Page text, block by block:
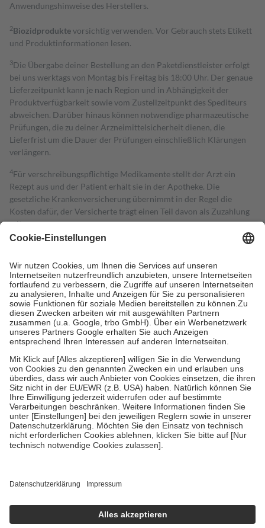
Anwendungshinweise des Herstellers.
2Biozidproduktevorsichtig verwenden. Vor Gebrauch stets Etikett
und Produktinformationen lesen.
3Die Übergabe deiner Bestellung an den Paketdienstleister erfolgt
bei uns werktags von Montag bis Freitag bis 18:00 Uhr. Der genaue
Lieferzeitpunkt kann je nach Region und in Abhängigkeit der
Produktverfügbarkeit sowie vom Zustellzeitpunkt des Spediteurs
abweichen. Darüber hinaus können notwendige pharmazeutische
Prüfungen, die zu deiner Arzneimittelsicherheit dienen, die
Lieferfrist um die Dauer der Prüfungen einschließlich Klärungen
verlängern.
4Für verschreibungspflichtige Medikamente stellt der Arzt ein
Rezept aus und der Patient erhält sie in der Apotheke. Die
gesetzliche Krankenversicherung übernimmt in der Regel die
Kosten dafür, der Versicherte trägt einen Teil davon als Zuzahlung
mit.
Grundsätzlich leisten Mitglieder Zuzahlungen in Höhe von zehn
höchstens zehn Euro.
Es sind jedoch nie mehr als die tatsächlichen
Kosten der Leistung zu entrichten.
Diese Regeln gelten grundsätzlich auch für Online-Apotheken.
Bei Heilmitteln und häuslicher Krankenpflege beträgt die
Zuzahlung zehn Prozent der Kosten sowie zehn Euro je
Verordnung.
Um das Engagement der Versicherten für ihre eigene Gesundheit zu
stärken und die besondere Stellung der Familie zu unterstützen,
fallenkeine Zuzahlungenan bei:
• Kindern und Jugendlichen bis zum vollendeten 18. Lebensjahr
mit Ausnahme der Fahrkosten
• Untersuchungen zur Vorsorge und Früherkennung, die von der
GKV getragen werden
• empfohlenen Schutzimpfungen
• Harn- und Blutteststreifen
getroffen, um sicherzustellen, dass es sich um echte Bewertungen
https://help.etrusted.com/hc/de/articles/4419944605341